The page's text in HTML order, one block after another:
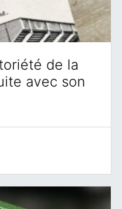
de la
avec son